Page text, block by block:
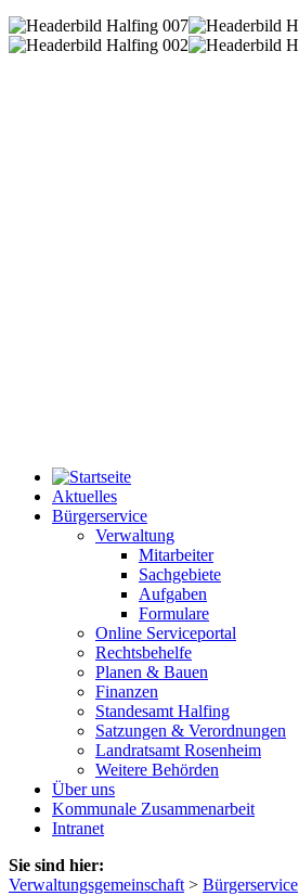
Aktuelles
Bürgerservice
Verwaltung
Mitarbeiter
Sachgebiete
Aufgaben
Formulare
Online Serviceportal
Rechtsbehelfe
Planen & Bauen
Finanzen
Standesamt Halfing
Satzungen & Verordnungen
Landratsamt Rosenheim
Weitere Behörden
Über uns
Kommunale Zusammenarbeit
Intranet
Sie sind hier:
Verwaltungsgemeinschaft > Bürgerservice